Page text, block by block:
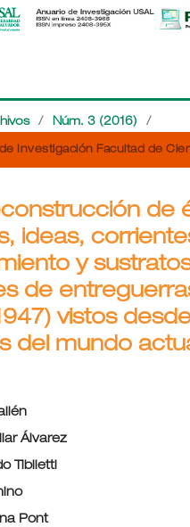
/ Núm. 3 (2016) /
Investigación Facultad de
de
ideas,
y
de
vistos
del mundo
Álvarez
Tibiletti
Pont